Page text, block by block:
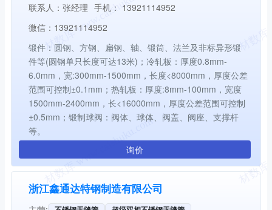
联系人： 张经理 手机： 13921114952
微信： 13921114952
锻件：圆钢、方钢、扁钢、轴、锻筒、法兰及非标异形锻
件等(圆钢单只长度可达13米)；冷轧板：厚度0.8mm-
6.0mm，宽:300mm-1500mm，长度<8000mm，厚度公差
范围可控制±0.1mm；热轧板：厚度:8mm-100mm，宽度
1500mm-2400mm，长<16000mm，厚度公差范围可控制
±0.5mm；锻制球阀：阀体、球体、阀盖、阀座、支撑杆
等。
询价
浙江鑫通达特钢制造有限公司